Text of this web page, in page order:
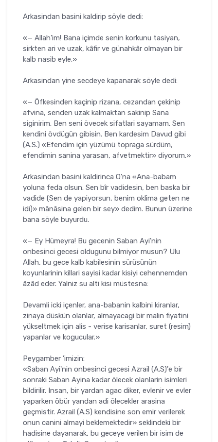
Arkasindan basini kaldirip söyle dedi:
«— Allah'im! Bana içimde senin korkunu tasiyan,
sirkten ari ve uzak, kâfir ve günahkâr olmayan bir
kalb nasib eyle.»
Arkasindan yine secdeye kapanarak söyle dedi:
«— Öfkesinden kaçinip rizana, cezandan çekinip
afvina, senden uzak kalmaktan sakinip Sana
siginirim. Ben seni övecek sifatlari sayamam. Sen
kendini övdügün gibisin. Ben kardesim Davud gibi
(A.S.) «Efendim için yüzümü topraga sürdüm,
efendimin sanina yarasan, afvetmektir» diyorum.»
Arkasindan basini kaldirinca O'na «Ana-babam
yoluna feda olsun. Sen bîr vadidesin, ben baska bir
vadide (Sen de yapiyorsun, benim oklima geten ne
idi)» mânâsina gelen bir sey» dedim. Bunun üzerine
bana söyle buyurdu.
«— Ey Hümeyra! Bu gecenin Saban Ayi'nin
onbesinci gecesi oldugunu bilmiyor musun? Ulu
Allah, bu gece kalb kabilesinin sürüsünün
koyunlarinin killari sayisi kadar kisiyi cehennemden
âzâd eder. Yalniz su alti kisi müstesna:
Devamli icki içenler, ana-babanin kalbini kiranlar,
zinaya düskün olanlar, almayacagi bir malin fiyatini
yükseltmek için alis - verise karisanlar, suret (resim)
yapanlar ve kogucular.»
Peygamber 'imizin:
«Saban Ayi'nin onbesinci gecesi Azrail (A.S)'e bir
sonraki Saban Ayina kadar ölecek olanlarin isimleri
bildirilir. Insan, bir yardan agac diker, evlenir ve evler
yaparken öbür yandan adi ölecekler arasina
geçmistir. Azrail (A.S) kendisine son emir verilerek
onun canini almayi beklemektedir» seklindeki bir
hadisine dayanarak, bu geceye verilen bir isim de